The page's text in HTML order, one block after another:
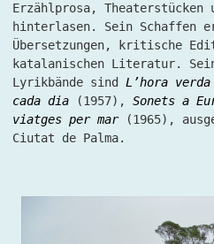
Erzählprosa, Theaterstücken
hinterlasen. Sein Schaffen
Übersetzungen, kritische
katalanischen Literatur.
Lyrikbände sind L’hora verda
cada dia(1957), Sonets a
viatges per mar(1965),
Ciutat de Palma.